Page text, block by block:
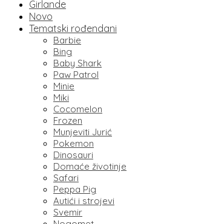
Girlande
Novo
Tematski rođendani
Barbie
Bing
Baby Shark
Paw Patrol
Minie
Miki
Cocomelon
Frozen
Munjeviti Jurić
Pokemon
Dinosauri
Domaće životinje
Safari
Peppa Pig
Autići i strojevi
Svemir